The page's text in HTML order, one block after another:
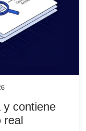
y contiene
real